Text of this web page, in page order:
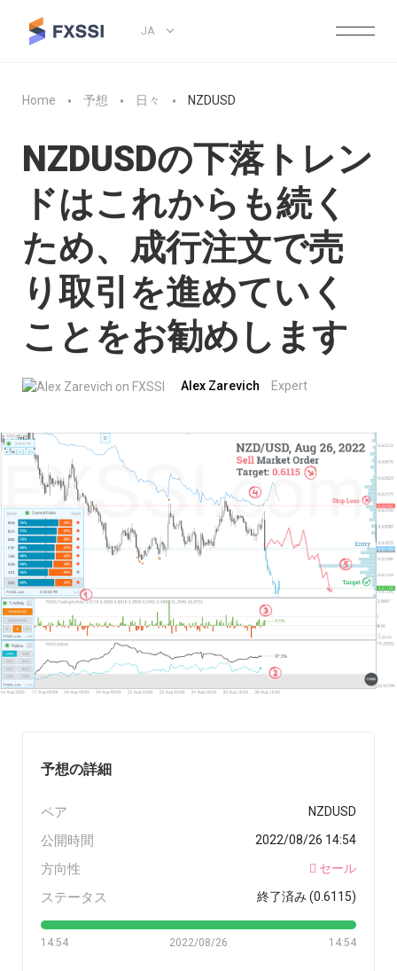
JA
Home 予想 日々 NZDUSD
NZDUSDの下落トレン
ドはこれからも続く
ため、成行注文で売
り取引を進めていく
ことをお勧めします
Alex Zarevich Expert
予想の詳細
ペア NZDUSD
公開時間 2022/08/26 14:54
方向性 セール
ステータス 終了済み (0.6115)
14:54 14:54
2022/08/26